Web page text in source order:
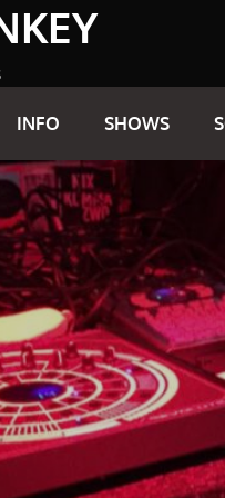
INFO SHOWS